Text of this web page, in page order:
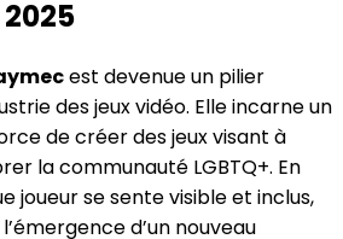
est devenue un pilier
des jeux vidéo. Elle incarne un
de créer des jeux visant à
la communauté LGBTQ+. En
joueur se sente visible et inclus,
d’un nouveau